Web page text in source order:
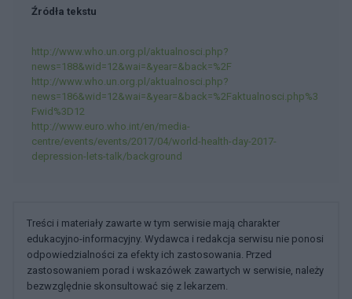
Źródła tekstu
http://www.who.un.org.pl/aktualnosci.php?
news=188&wid=12&wai=&year=&back=%2F
http://www.who.un.org.pl/aktualnosci.php?
news=186&wid=12&wai=&year=&back=%2Faktualnosci.php%3
Fwid%3D12
http://www.euro.who.int/en/media-
centre/events/events/2017/04/world-health-day-2017-
depression-lets-talk/background
Treści i materiały zawarte w tym serwisie mają charakter
edukacyjno-informacyjny. Wydawca i redakcja serwisu nie ponosi
odpowiedzialności za efekty ich zastosowania. Przed
zastosowaniem porad i wskazówek zawartych w serwisie, należy
bezwzględnie skonsultować się z lekarzem.